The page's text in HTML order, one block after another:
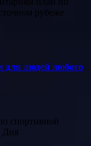
рубеже
для людей любого
Дня